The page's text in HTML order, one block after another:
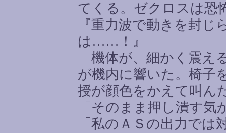
てくる。ゼクロスは恐
『重力波で動きを封
は …… ！』
機体が、細かく震え
が機内に響いた。椅子
授が顔色をかえて叫ん
「そのまま押し潰す気
「私のＡＳの出力で